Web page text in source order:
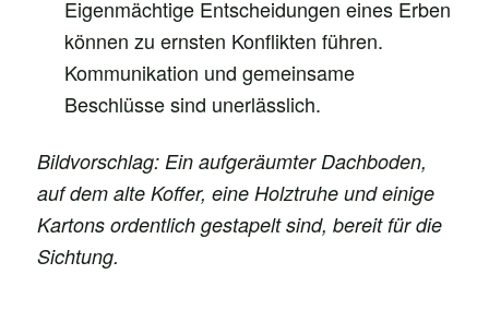
Eigenmächtige Entscheidungen eines Erben
können zu ernsten Konflikten führen.
Kommunikation und gemeinsame
Beschlüsse sind unerlässlich.
Bildvorschlag: Ein aufgeräumter Dachboden,
auf dem alte Koffer, eine Holztruhe und einige
Kartons ordentlich gestapelt sind, bereit für die
Sichtung.